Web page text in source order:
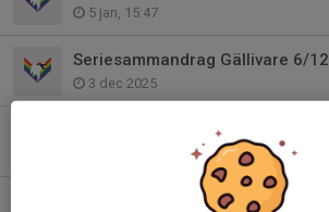
5 jan, 15:47
Seriesammandrag Gällivare 6/12
3 dec 2025
Luleå resa 22-23november
Seriesammandrag 8/11